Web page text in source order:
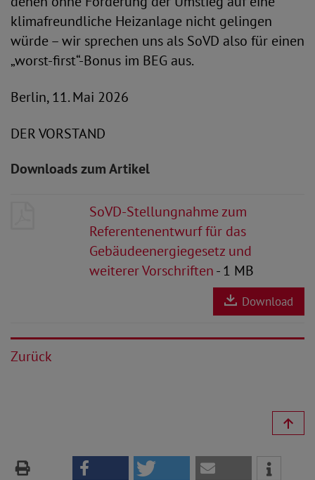
klimafreundliche Heizanlage nicht gelingen
würde – wir sprechen uns als SoVD also für einen
„worst-first“-Bonus im BEG aus.
Berlin, 11. Mai 2026
DER VORSTAND
Downloads zum Artikel
SoVD-Stellungnahme zum
Referentenentwurf für das
Gebäudeenergiegesetz und
weiterer Vorschriften- 1 MB
Download
Zurück